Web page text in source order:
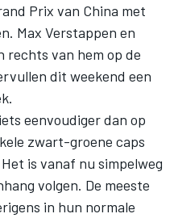
Prix van China met
Max Verstappen en
rechts van hem op de
dit weekend een
eenvoudiger dan op
zwart-groene caps
is vanaf nu simpelweg
volgen. De meeste
in hun normale